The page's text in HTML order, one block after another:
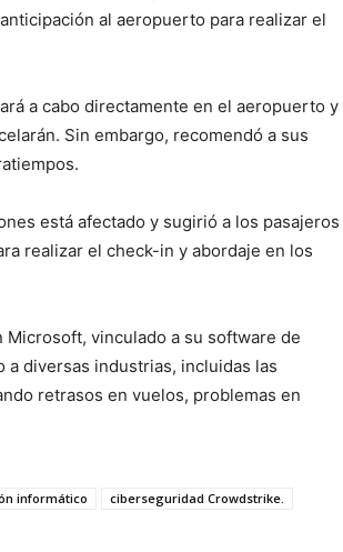
al aeropuerto para realizar el
a cabo directamente en el aeropuerto y
Sin embargo, recomendó a sus
está afectado y sugirió a los pasajeros
realizar el check-in y abordaje en los
vinculado a su software de
diversas industrias, incluidas las
retrasos en vuelos, problemas en
informático
ciberseguridad Crowdstrike.